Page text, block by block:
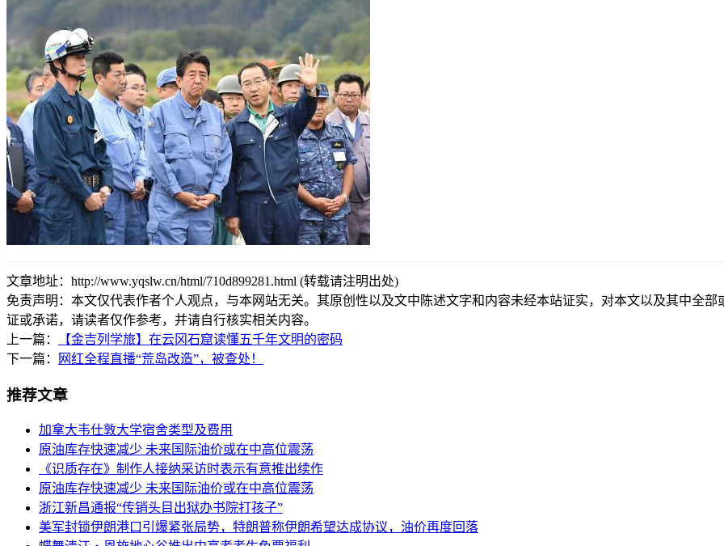
文章地址：http://www.yqslw.cn/html/710d899281.html (转载请注明出处)
免责声明：本文仅代表作者个人观点，与本网站无关。其原创性以及文中陈述文字和内容未经本站证实，对本文以及其中全
证或承诺，请读者仅作参考，并请自行核实相关内容。
上一篇：
【金吉列学旅】在云冈石窟读懂五千年文明的密码
下一篇：
网红全程直播“荒岛改造”，被查处！
推荐文章
加拿大韦仕敦大学宿舍类型及费用
原油库存快速减少 未来国际油价或在中高位震荡
《识质存在》制作人接纳采访时表示有意推出续作
原油库存快速减少 未来国际油价或在中高位震荡
浙江新昌通报“传销头目出狱办书院打孩子”
美军封锁伊朗港口引爆紧张局势，特朗普称伊朗希望达成协议，油价再度回落